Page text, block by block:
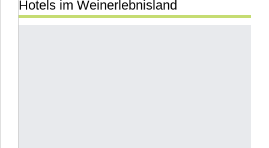
Kontakt
Hotels im Weinerlebnisland